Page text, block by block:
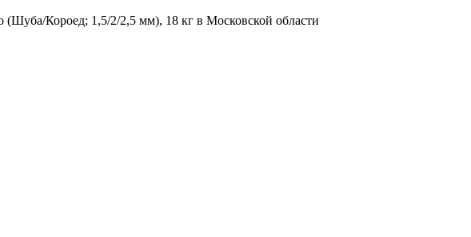
(Шуба/Короед; 1,5/2/2,5 мм), 18 кг в Московской области